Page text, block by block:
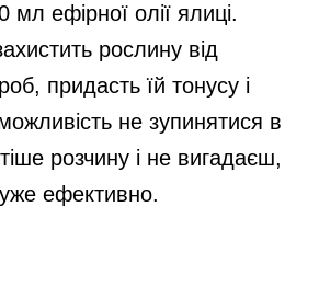
мл ефірної олії ялиці.
рослину від
придасть їй тонусу і
не зупинятися в
розчину і не вигадаєш,
ефективно.